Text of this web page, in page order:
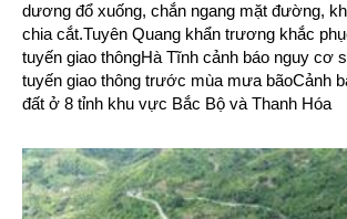
dương đổ xuống, chắn ngang mặt đường,
chia cắt.Tuyên Quang khẩn trương khắc
tuyến giao thôngHà Tĩnh cảnh báo nguy cơ
tuyến giao thông trước mùa mưa bãoCảnh
đất ở 8 tỉnh khu vực Bắc Bộ và Thanh Hóa